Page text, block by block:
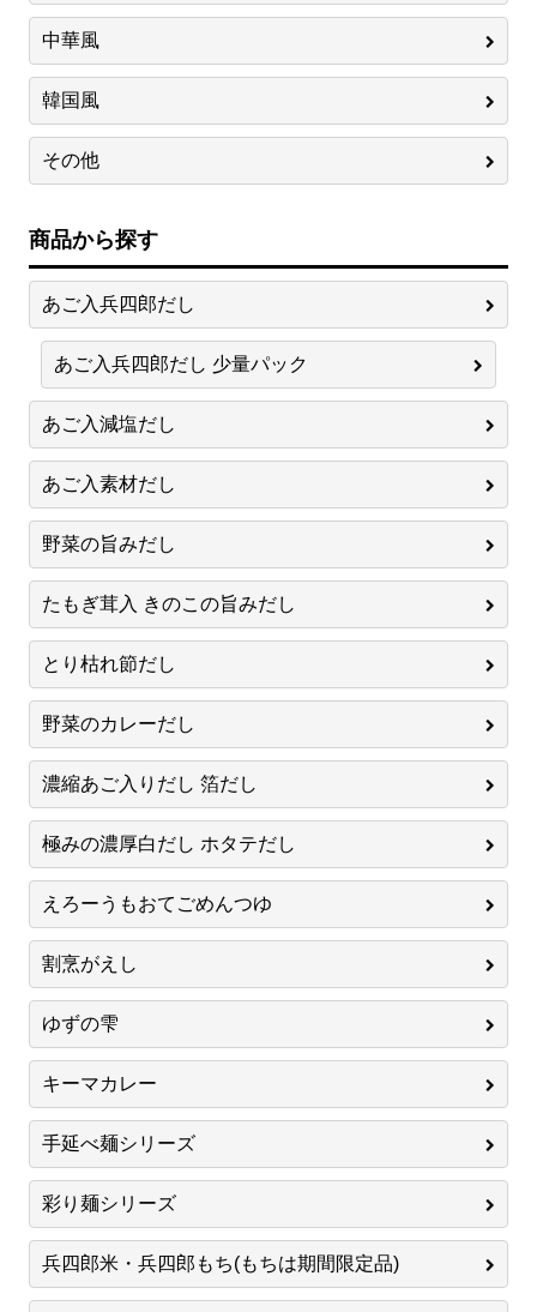
中華風
韓国風
その他
商品から探す
あご入兵四郎だし
あご入兵四郎だし 少量パック
あご入減塩だし
あご入素材だし
野菜の旨みだし
たもぎ茸入 きのこの旨みだし
とり枯れ節だし
野菜のカレーだし
濃縮あご入りだし 箔だし
極みの濃厚白だし ホタテだし
えろーうもおてごめんつゆ
割烹がえし
ゆずの雫
キーマカレー
手延べ麺シリーズ
彩り麺シリーズ
兵四郎米・兵四郎もち(もちは期間限定品)